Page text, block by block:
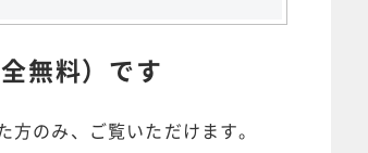
無料）です
のみ、ご覧いただけます。